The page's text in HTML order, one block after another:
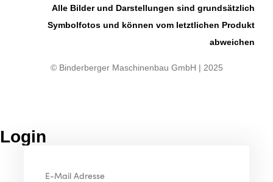
Alle Bilder und Darstellungen sind grundsätzlich
Symbolfotos und können vom letztlichen Produkt
abweichen
© Binderberger Maschinenbau GmbH | 2025
Login
E-Mail Adresse